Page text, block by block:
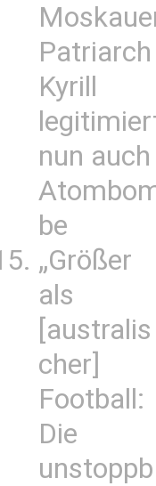
Patriarch
Kyrill
nun auch
be
„Größer
als
[australis
cher]
Football:
Die
unstoppb